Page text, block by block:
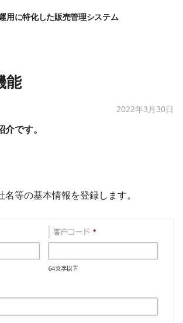
用に特化した販売管理システム
能
2022年3月30日
です。
等の基本情報を登録します。